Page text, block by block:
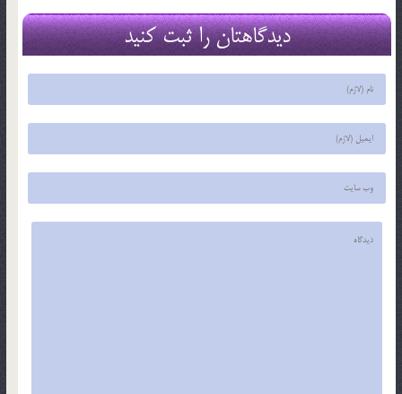
دیدگاهتان را ثبت کنید